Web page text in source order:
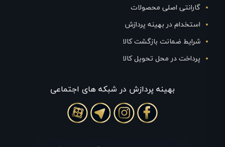
گارانتی اصلی محصولات
استخدام در بهینه پردازش
شرایط ضمانت بازگشت کالا
پرداخت در محل تحویل کالا
بهينه پردازش در شبکه های اجتماعی